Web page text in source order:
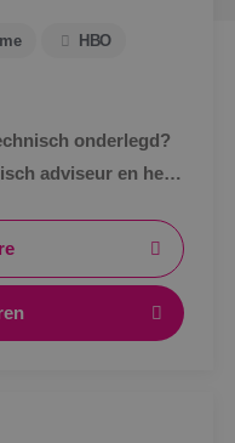
HBO
onderlegd?
adviseur en help